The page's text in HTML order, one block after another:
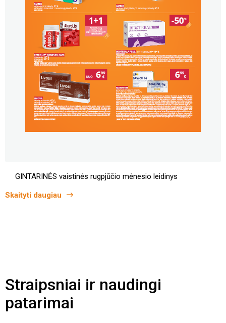
GINTARINĖS vaistinės rugpjūčio mėnesio leidinys
Skaityti daugiau
Straipsniai ir naudingi
patarimai